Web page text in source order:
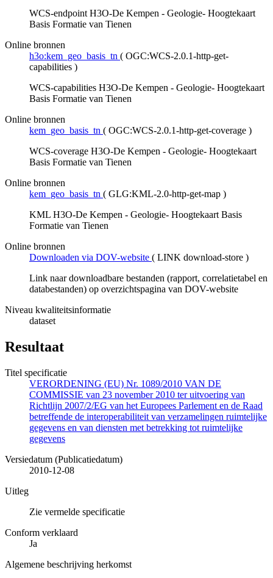
WCS-endpoint H3O-De Kempen - Geologie- Hoogtekaart
Basis Formatie van Tienen
Online bronnen
h3o:kem_geo_basis_tn ( OGC:WCS-2.0.1-http-get-
capabilities )
WCS-capabilities H3O-De Kempen - Geologie- Hoogtekaart
Basis Formatie van Tienen
Online bronnen
kem_geo_basis_tn ( OGC:WCS-2.0.1-http-get-coverage )
WCS-coverage H3O-De Kempen - Geologie- Hoogtekaart
Basis Formatie van Tienen
Online bronnen
kem_geo_basis_tn ( GLG:KML-2.0-http-get-map )
KML H3O-De Kempen - Geologie- Hoogtekaart Basis
Formatie van Tienen
Online bronnen
Downloaden via DOV-website ( LINK download-store )
Link naar downloadbare bestanden (rapport, correlatietabel en
databestanden) op overzichtspagina van DOV-website
Niveau kwaliteitsinformatie
dataset
Resultaat
Titel specificatie
VERORDENING (EU) Nr. 1089/2010 VAN DE
COMMISSIE van 23 november 2010 ter uitvoering van
Richtlijn 2007/2/EG van het Europees Parlement en de Raad
betreffende de interoperabiliteit van verzamelingen ruimtelijke
gegevens en van diensten met betrekking tot ruimtelijke
gegevens
Versiedatum (Publicatiedatum)
2010-12-08
Uitleg
Zie vermelde specificatie
Conform verklaard
Ja
Algemene beschrijving herkomst